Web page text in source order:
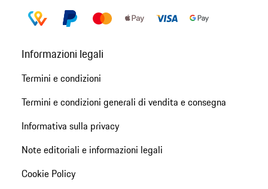
Informazioni legali
Termini e condizioni
Termini e condizioni generali di vendita e consegna
Informativa sulla privacy
Note editoriali e informazioni legali
Cookie Policy